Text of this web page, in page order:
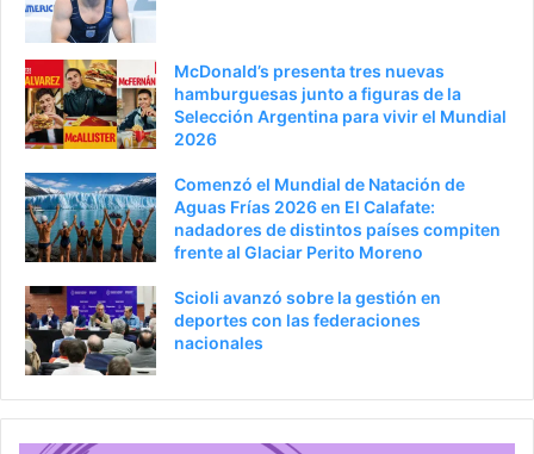
McDonald’s presenta tres nuevas
hamburguesas junto a figuras de la
Selección Argentina para vivir el Mundial
2026
Comenzó el Mundial de Natación de
Aguas Frías 2026 en El Calafate:
nadadores de distintos países compiten
frente al Glaciar Perito Moreno
Scioli avanzó sobre la gestión en
deportes con las federaciones
nacionales